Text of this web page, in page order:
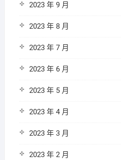
2023 年 9 月
2023 年 8 月
2023 年 7 月
2023 年 6 月
2023 年 5 月
2023 年 4 月
2023 年 3 月
2023 年 2 月